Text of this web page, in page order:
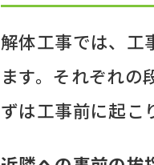
解体工事では、工
ます。それぞれ
ずは工事前に起こ